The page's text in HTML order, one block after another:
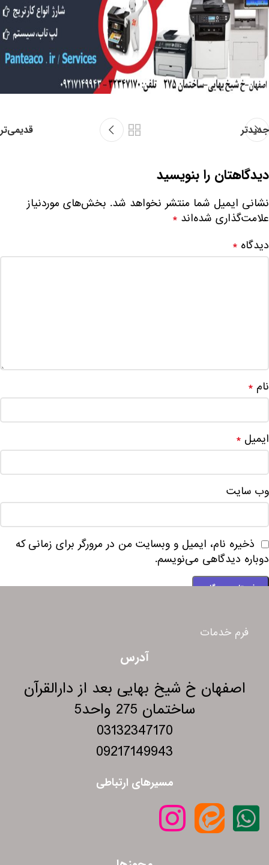
جدیدتر قدیمی‌تر
دیدگاهتان را بنویسید
نشانی ایمیل شما منتشر نخواهد شد. بخش‌های موردنیاز
علامت‌گذاری شده‌اند *
دیدگاه *
نام *
ایمیل *
وب‌ سایت
ذخیره نام، ایمیل و وبسایت من در مرورگر برای زمانی که
دوباره دیدگاهی می‌نویسم.
فرم خدمات
آدرس
اصفهان خ شیخ بهایی بعد از دارالقرآن
ساختمان 275 واحد5
03132347170
09217149943
مسیرهای ارتباطی